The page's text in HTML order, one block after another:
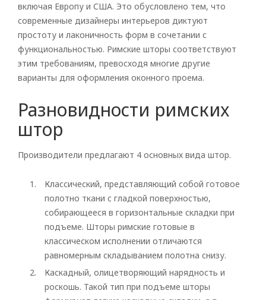
включая Европу и США. Это обусловлено тем, что
современные дизайнеры интерьеров диктуют
простоту и лаконичность форм в сочетании с
функциональностью. Римские шторы соответствуют
этим требованиям, превосходя многие другие
варианты для оформления оконного проема.
Разновидности римских
штор
Производители предлагают 4 основных вида штор.
Классический, представляющий собой готовое
полотно ткани с гладкой поверхностью,
собирающееся в горизонтальные складки при
подъеме. Шторы римские готовые в
классическом исполнении отличаются
равномерным складыванием полотна снизу.
Каскадный, олицетворяющий нарядность и
роскошь. Такой тип при подъеме шторы